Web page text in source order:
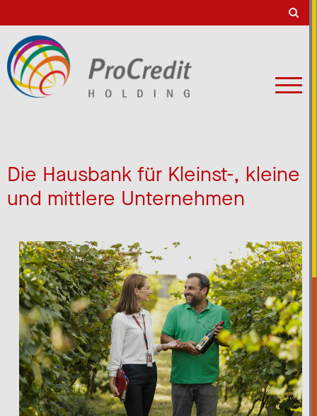
Die Hausbank für Kleinst-, kleine
und mittlere Unternehmen